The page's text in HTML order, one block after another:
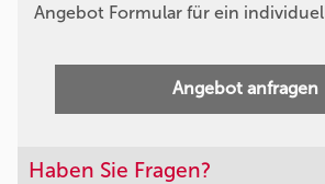
Angebot Formular für ein
Angebot anfragen
Haben Sie Fragen?